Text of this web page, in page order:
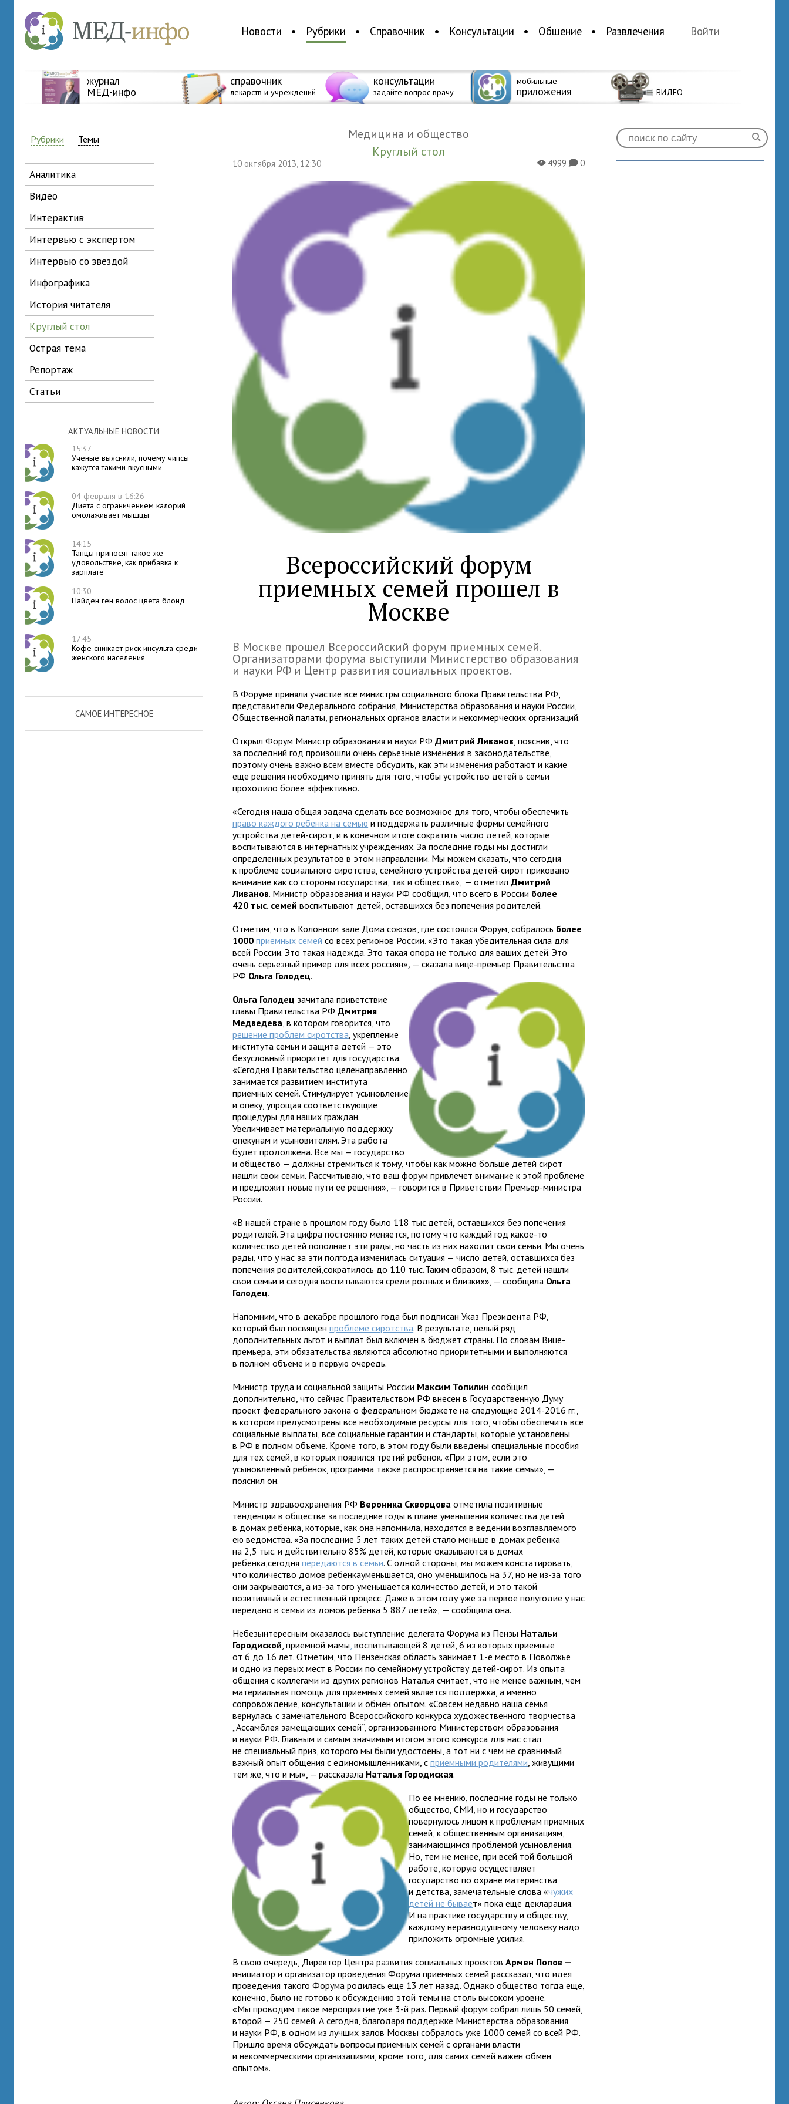
Новости Рубрики Справочник Консультации Общение Развлечения Войти
журнал
МЕД-инфо
справочник
лекарств и учреждений
консультации
задайте вопрос врачу
мобильные
приложения ВИДЕО
Рубрики Темы
аналитика
видео
интерактив
интервью с экспертом
интервью со звездой
инфографика
история читателя
круглый стол
острая тема
репортаж
статьи
АКТУАЛЬНЫЕ НОВОСТИ
15:37
Ученые выяснили, почему чипсы
кажутся такими вкусными
04 февраля в 16:26
Диета с ограничением калорий
омолаживает мышцы
14:15
Танцы приносят такое же
удовольствие, как прибавка к
зарплате
10:30
Найден ген волос цвета блонд
17:45
Кофе снижает риск инсульта среди
женского населения
САМОЕ ИНТЕРЕСНОЕ
Медицина и общество
Круглый стол
10 октября 2013, 12:30 X4999K0
Всероссийский форум
приемных семей прошел в
Москве
В Москве прошел Всероссийский форум приемных семей.
Организаторами форума выступили Министерство образования
и науки РФ и Центр развития социальных проектов.
В Форуме приняли участие все министры социального блока Правительства РФ,
представители Федерального собрания, Министерства образования и науки России,
Общественной палаты, региональных органов власти и некоммерческих организаций.
Открыл Форум Министр образования и науки РФДмитрий Ливанов, пояснив, что
за последний год произошли очень серьезные изменения в законодательстве,
поэтому очень важно всем вместе обсудить, как эти изменения работают и какие
еще решения необходимо принять для того, чтобы устройство детей в семьи
проходило более эффективно.
«Сегодня наша общая задача сделать все возможное для того, чтобы обеспечить
право каждого ребенка на семью и поддержать различные формы семейного
устройства детей-сирот, и в конечном итоге сократить число детей, которые
воспитываются в интернатных учреждениях. За последние годы мы достигли
определенных результатов в этом направлении. Мы можем сказать, что сегодня
к проблеме социального сиротства, семейного устройства детей-сирот приковано
внимание как со стороны государства, так и общества», — отметилДмитрий
Ливанов. Министр образования и науки РФ сообщил, что всего в России более
420 тыс. семейвоспитывают детей, оставшихся без попечения родителей.
Отметим, что в Колонном зале Дома союзов, где состоялся Форум, собралось более
1000приемных семейсо всех регионов России. «Это такая убедительная сила для
всей России. Это такая надежда. Это такая опора не только для ваших детей. Это
очень серьезный пример для всех россиян», — сказала вице-премьер Правительства
РФ Ольга Голодец.
Ольга Голодец зачитала приветствие
главы Правительства РФДмитрия
Медведева, в котором говорится, что
решение проблем сиротства, укрепление
института семьи и защита детей — это
безусловный приоритет для государства.
«Сегодня Правительство целенаправленно
занимается развитием института
приемных семей. Стимулирует усыновление
и опеку, упрощая соответствующие
процедуры для наших граждан.
Увеличивает материальную поддержку
опекунам и усыновителям. Эта работа
будет продолжена. Все мы — государство
и общество — должны стремиться к тому, чтобы как можно больше детей сирот
нашли свои семьи. Рассчитываю, что ваш форум привлечет внимание к этой проблеме
и предложит новые пути ее решения», — говорится в Приветствии Премьер-министра
России.
«В нашей стране в прошлом году было 118 тыс.детей, оставшихся без попечения
родителей. Эта цифра постоянно меняется, потому что каждый год какое-то
количество детей пополняет эти ряды, но часть из них находит свои семьи. Мы очень
рады, что у нас за эти полгода изменилась ситуация — число детей, оставшихся без
попечения родителей,сократилось до 110 тыс.Таким образом, 8 тыс. детей нашли
свои семьи и сегодня воспитываются среди родных и близких», — сообщила Ольга
Голодец.
Напомним, что в декабре прошлого года был подписан Указ Президента РФ,
который был посвященпроблеме сиротства. В результате, целый ряд
дополнительных льгот и выплат был включен в бюджет страны. По словам Вице-
премьера, эти обязательства являются абсолютно приоритетными и выполняются
в полном объеме и в первую очередь.
Министр труда и социальной защиты России Максим Топилинсообщил
дополнительно, что сейчас Правительством РФ внесен в Государственную Думу
проект федерального закона о федеральном бюджете на следующие 2014-2016 гг.,
в котором предусмотрены все необходимые ресурсы для того, чтобы обеспечить все
социальные выплаты, все социальные гарантии и стандарты, которые установлены
в РФ в полном объеме. Кроме того, в этом году были введены специальные пособия
для тех семей, в которых появился третий ребенок. «При этом, если это
усыновленный ребенок, программа также распространяется на такие семьи», —
пояснил он.
Министр здравоохранения РФ Вероника Скворцоваотметила позитивные
тенденции в обществе за последние годы в плане уменьшения количества детей
в домах ребенка, которые, как она напомнила, находятся в ведении возглавляемого
ею ведомства. «За последние 5 лет таких детей стало меньше в домах ребенка
на 2,5 тыс. и действительно 85% детей, которые оказываются в домах
ребенка,сегодняпередаются в семьи. C одной стороны, мы можем констатировать,
что количество домов ребенкауменьшается, оно уменьшилось на 37, но не из-за того
они закрываются, а из-за того уменьшается количество детей, и это такой
позитивный и естественный процесс. Даже в этом году уже за первое полугодие у нас
передано в семьи из домов ребенка 5 887 детей», — сообщила она.
Небезынтересным оказалось выступление делегата Форума из Пензы Натальи
Городиской, приемной мамы, воспитывающей 8 детей, 6 из которых приемные
от 6 до 16 лет. Отметим, что Пензенская область занимает 1-е место в Поволжье
и одно из первых мест в России по семейному устройству детей-сирот. Из опыта
общения с коллегами из других регионов Наталья считает, что не менее важным, чем
материальная помощь для приемных семей является поддержка, а именно
сопровождение, консультации и обмен опытом. «Совсем недавно наша семья
вернулась с замечательного Всероссийского конкурса художественного творчества
„Ассамблея замещающих семей“, организованного Министерством образования
и науки РФ. Главным и самым значимым итогом этого конкурса для нас стал
не специальный приз, которого мы были удостоены, а тот ни с чем не сравнимый
важный опыт общения с единомышленниками, сприемными родителями, живущими
тем же, что и мы», — рассказала Наталья Городиская.
По ее мнению, последние годы не только
общество, СМИ, но и государство
повернулось лицом к проблемам приемных
семей, к общественным организациям,
занимающимся проблемой усыновления.
Но, тем не менее, при всей той большой
работе, которую осуществляет
государство по охране материнства
и детства, замечательные слова «чужих
детей не бывает» пока еще декларация.
И на практике государству и обществу,
каждому неравнодушному человеку надо
приложить огромные усилия.
В свою очередь, Директор Центра развития социальных проектовАрмен Попов —
инициатор и организатор проведения Форума приемных семей рассказал, что идея
проведения такого Форума родилась еще 13 лет назад. Однако общество тогда еще,
конечно, было не готово к обсуждению этой темы на столь высоком уровне.
«Мы проводим такое мероприятие уже 3-й раз. Первый форум собрал лишь 50 семей,
второй — 250 семей. А сегодня, благодаря поддержке Министерства образования
и науки РФ, в одном из лучших залов Москвы собралось уже 1000 семей со всей РФ.
Пришло время обсуждать вопросы приемных семей с органами власти
и некоммерческими организациями, кроме того, для самих семей важен обмен
опытом».